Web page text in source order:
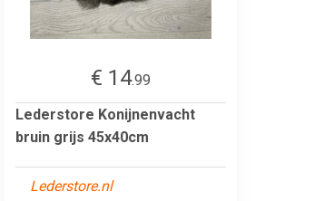
€ 14.99
Lederstore Konijnenvacht
bruin grijs 45x40cm
Lederstore.nl